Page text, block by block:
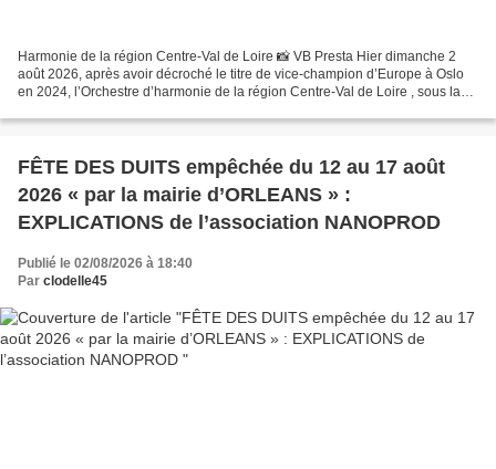
Harmonie de la région Centre-Val de Loire 📸 VB Presta Hier dimanche 2
août 2026, après avoir décroché le titre de vice-champion d’Europe à Oslo
en 2024, l’Orchestre d’harmonie de la région Centre-Val de Loire , sous la
FÊTE DES DUITS empêchée du 12 au 17 août
2026 « par la mairie d’ORLEANS » :
EXPLICATIONS de l’association NANOPROD
Publié le 02/08/2026 à 18:40
Par clodelle45